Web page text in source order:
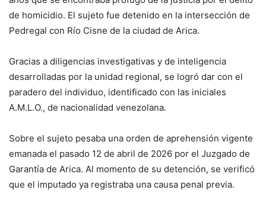
de homicidio. El sujeto fue detenido en la intersección de
Pedregal con Río Cisne de la ciudad de Arica.
Gracias a diligencias investigativas y de inteligencia
desarrolladas por la unidad regional, se logró dar con el
paradero del individuo, identificado con las iniciales
A.M.L.O., de nacionalidad venezolana.
Sobre el sujeto pesaba una orden de aprehensión vigente
emanada el pasado 12 de abril de 2026 por el Juzgado de
Garantía de Arica. Al momento de su detención, se verificó
que el imputado ya registraba una causa penal previa.